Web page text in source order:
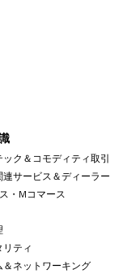
ック＆コモディティ取引
連サービス＆ディーラー
・Mコマース
ティ
＆ネットワーキング